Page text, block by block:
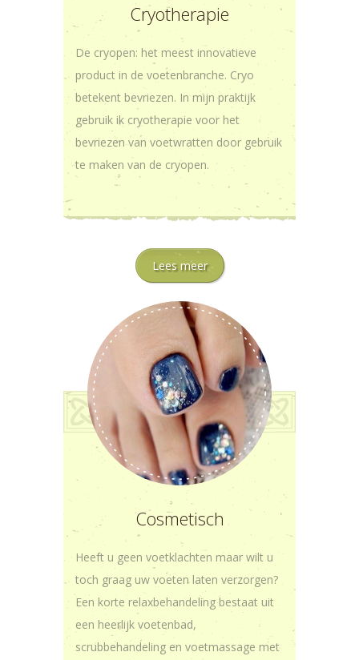
Cryotherapie
De cryopen: het meest innovatieve
product in de voetenbranche. Cryo
betekent bevriezen. In mijn praktijk
gebruik ik cryotherapie voor het
bevriezen van voetwratten door gebruik
te maken van de cryopen.
Lees meer
Cosmetisch
Heeft u geen voetklachten maar wilt u
toch graag uw voeten laten verzorgen?
Een korte relaxbehandeling bestaat uit
een heerlijk voetenbad,
scrubbehandeling en voetmassage met